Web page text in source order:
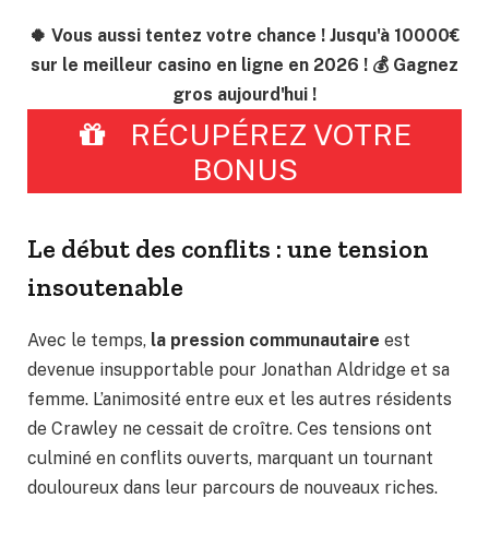
🍀 Vous aussi tentez votre chance ! Jusqu'à 10000€
sur le meilleur casino en ligne en 2026 ! 💰 Gagnez
gros aujourd'hui !
RÉCUPÉREZ VOTRE
BONUS
Le début des conflits : une tension
insoutenable
Avec le temps, la pression communautaire est
devenue insupportable pour Jonathan Aldridge et sa
femme. L’animosité entre eux et les autres résidents
de Crawley ne cessait de croître. Ces tensions ont
culminé en conflits ouverts, marquant un tournant
douloureux dans leur parcours de nouveaux riches.